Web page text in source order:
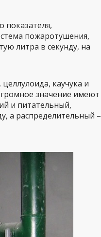
показателя,
пожаротушения,
литра в секунду, на
каучука и
значение имеют
и питательный,
а распределительный –